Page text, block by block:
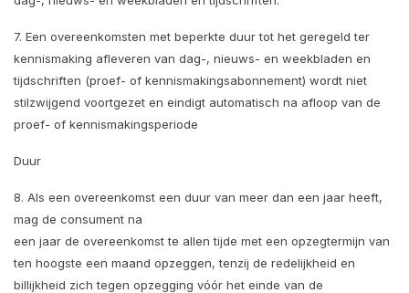
7. Een overeenkomsten met beperkte duur tot het geregeld ter
kennismaking afleveren van dag-, nieuws- en weekbladen en
tijdschriften (proef- of kennismakingsabonnement) wordt niet
stilzwijgend voortgezet en eindigt automatisch na afloop van de
proef- of kennismakingsperiode
Duur
8. Als een overeenkomst een duur van meer dan een jaar heeft,
mag de consument na
een jaar de overeenkomst te allen tijde met een opzegtermijn van
ten hoogste een maand opzeggen, tenzij de redelijkheid en
billijkheid zich tegen opzegging vóór het einde van de